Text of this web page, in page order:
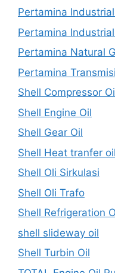
Pertamina
Pertamina
Pertamina Natural
Pertamina Transmisi
Shell Compressor
Shell Engine Oil
Shell Gear Oil
Shell Heat tranfer oil
Shell Oli Sirkulasi
Shell Oli Trafo
Shell Refrigeration
shell slideway oil
Shell Turbin Oil